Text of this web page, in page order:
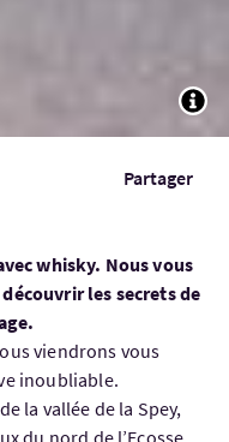
Partager
whisky. Nous vous
les secrets de
viendrons vous
inoubliable.
la vallée de la Spey,
du nord de l’Ecosse